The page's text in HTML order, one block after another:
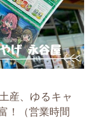
産、ゆるキャ
！（営業時間